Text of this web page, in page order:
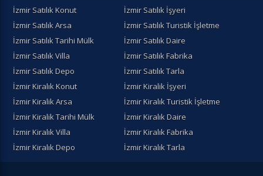
İzmir Satılık Konut
İzmir Satılık İşyeri
İzmir Satılık Arsa
İzmir Satılık Turistik İşletme
İzmir Satılık Tarihi Mülk
İzmir Satılık Daire
İzmir Satılık Villa
İzmir Satılık Fabrika
İzmir Satılık Depo
İzmir Satılık Tarla
İzmir Kiralık Konut
İzmir Kiralik İşyeri
İzmir Kiralik Arsa
İzmir Kiralık Turistik İşletme
İzmir Kiralik Tarihi Mülk
İzmir Kiralık Daire
İzmir Kiralık Villa
İzmir Kiralık Fabrika
İzmir Kiralık Depo
İzmir Kiralık Tarla